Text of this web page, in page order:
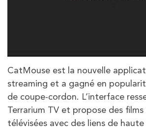
CatMouse est la nouvelle
streaming et a gagné en
de coupe-cordon. L’interface
Terrarium TV et propose des films
télévisées avec des liens de